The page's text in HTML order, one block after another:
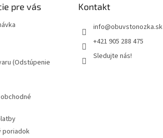
pre vás
(Odstúpenie
poriadok
Kontakt
info@obuvstonozka.sk
+421 905 288 475
Sledujte nás!